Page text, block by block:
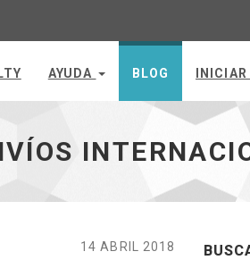
AYUDA BLOG
14 ABRIL 2018